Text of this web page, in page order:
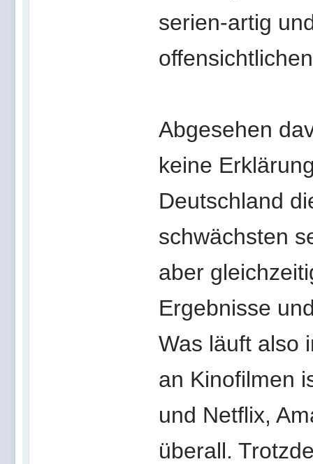
serien-artig
Abgesehen
keine
Deutschland
schwächsten
aber
Ergebnisse
Was läuft also
an Kinofilmen
und Netflix,
überall.